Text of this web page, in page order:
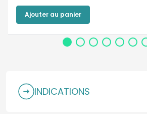
Ajouter au panier
INDICATIONS